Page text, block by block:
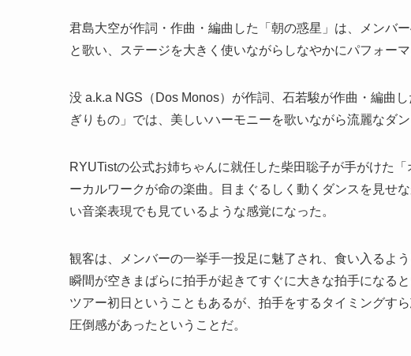
君島大空が作詞・作曲・編曲した「朝の惑星」は、メンバ
と歌い、ステージを大きく使いながらしなやかにパフォーマ
没 a.k.a NGS（Dos Monos）が作詞、石若駿が作曲・編曲
ぎりもの」では、美しいハーモニーを歌いながら流麗なダン
RYUTistの公式お姉ちゃんに就任した柴田聡子が手がけた
ーカルワークが命の楽曲。目まぐるしく動くダンスを見せ
い音楽表現でも見ているような感覚になった。
観客は、メンバーの一挙手一投足に魅了され、食い入るよ
瞬間が空きまばらに拍手が起きてすぐに大きな拍手になる
ツアー初日ということもあるが、拍手をするタイミングす
圧倒感があったということだ。